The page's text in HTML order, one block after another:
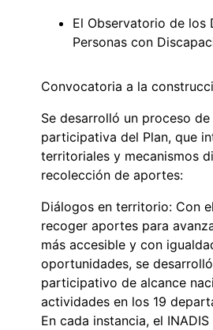
El Observatorio de los
Personas con
Convocatoria a la
Se desarrolló un proceso
participativa del Plan, que
territoriales y mecanismos
recolección de aportes:
Diálogos en territorio: Con
recoger aportes para
más accesible y con
oportunidades, se
participativo de alcance
actividades en los 19
En cada instancia, el